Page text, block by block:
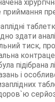
приймання
здати
тиск,
підібрана
і